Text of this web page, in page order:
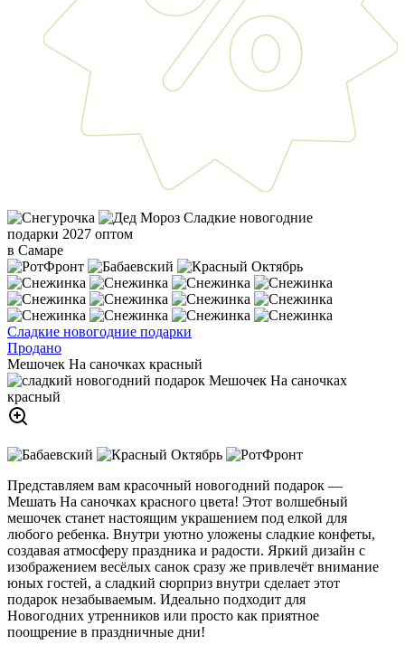
Сладкие новогодние
подарки 2027 оптом
в Самаре
Сладкие новогодние подарки
Продано
Мешочек На саночках красный
Представляем вам красочный новогодний подарок —
Мешать На саночках красного цвета! Этот волшебный
мешочек станет настоящим украшением под елкой для
любого ребенка. Внутри уютно уложены сладкие конфеты,
создавая атмосферу праздника и радости. Яркий дизайн с
изображением весёлых санок сразу же привлечёт внимание
юных гостей, а сладкий сюрприз внутри сделает этот
подарок незабываемым. Идеально подходит для
Новогодних утренников или просто как приятное
поощрение в праздничные дни!